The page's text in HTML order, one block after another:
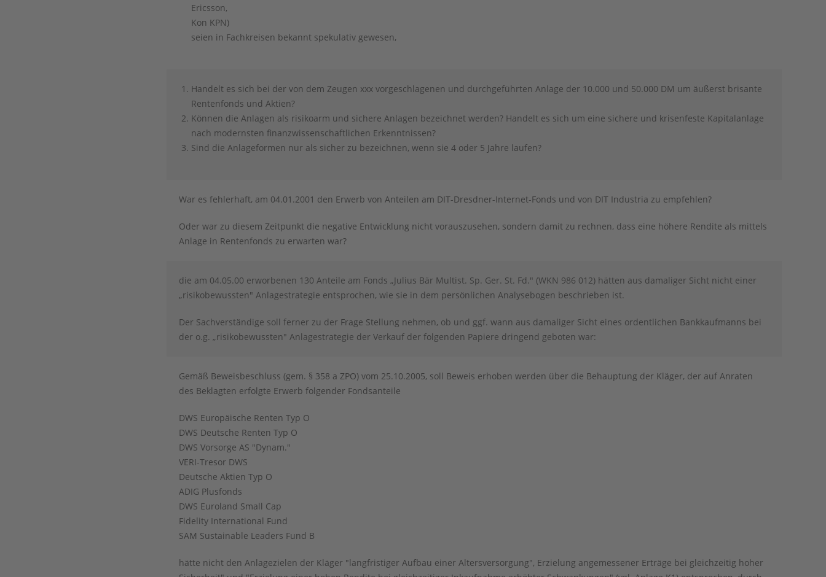
Ericsson,
Kon KPN)
seien in Fachkreisen bekannt spekulativ gewesen,
Handelt es sich bei der von dem Zeugen xxx vorgeschlagenen und durchgeführten Anlage der 10.000 und 50.000 DM um äußerst brisante
Rentenfonds und Aktien?
Können die Anlagen als risikoarm und sichere Anlagen bezeichnet werden? Handelt es sich um eine sichere und krisenfeste Kapitalanlage
nach modernsten finanzwissenschaftlichen Erkenntnissen?
Sind die Anlageformen nur als sicher zu bezeichnen, wenn sie 4 oder 5 Jahre laufen?
War es fehlerhaft, am 04.01.2001 den Erwerb von Anteilen am DIT-Dresdner-Internet-Fonds und von DIT Industria zu empfehlen?
Oder war zu diesem Zeitpunkt die negative Entwicklung nicht vorauszusehen, sondern damit zu rechnen, dass eine höhere Rendite als mittels
Anlage in Rentenfonds zu erwarten war?
die am 04.05.00 erworbenen 130 Anteile am Fonds „Julius Bär Multist. Sp. Ger. St. Fd." (WKN 986 012) hätten aus damaliger Sicht nicht einer
„risikobewussten" Anlagestrategie entsprochen, wie sie in dem persönlichen Analysebogen beschrieben ist.
Der Sachverständige soll ferner zu der Frage Stellung nehmen, ob und ggf. wann aus damaliger Sicht eines ordentlichen Bankkaufmanns bei
der o.g. „risikobewussten" Anlagestrategie der Verkauf der folgenden Papiere dringend geboten war:
Gemäß Beweisbeschluss (gem. § 358 a ZPO) vom 25.10.2005, soll Beweis erhoben werden über die Behauptung der Kläger, der auf Anraten
des Beklagten erfolgte Erwerb folgender Fondsanteile
DWS Europäische Renten Typ O
DWS Deutsche Renten Typ O
DWS Vorsorge AS "Dynam."
VERI-Tresor DWS
Deutsche Aktien Typ O
ADIG Plusfonds
DWS Euroland Small Cap
Fidelity International Fund
SAM Sustainable Leaders Fund B
hätte nicht den Anlagezielen der Kläger "langfristiger Aufbau einer Altersversorgung", Erzielung angemessener Erträge bei gleichzeitig hoher